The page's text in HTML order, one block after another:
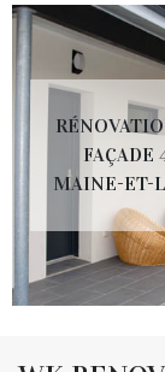
FAÇADE
MAINE-ET-